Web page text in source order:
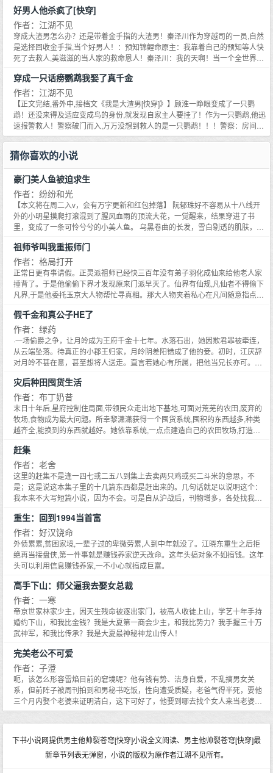
结《他是龙[快穿]》120W字已完结《朕带着十万死士穿回来了》100W字已完
结《超级反派[快穿]》100W字已完结喜欢男主文的亲们可以去瞅瞅~
明泉一把抱住了男主的大腿：爸爸！你缺不缺儿子啊？我给你当儿子好不好？
沈长清直接疯了,一把将女主儿子递过去,把自己儿子抢回来。不好意思,我的儿
子,亲生的。小恶魔沈明泉很奇怪,眨巴着眼睛看向爸爸。爸爸,我知道你喜欢给
别人养儿子,你放心！我也喜欢给别人当儿子！沈长清更觉得自己要疯了,为了证
明自己只爱亲儿子,只能把这个儿子宠上天！！*******在小恶魔沈明泉的影响下,
一个个本来应该下场惨淡的反派爸爸,竟然都变成了让人崇拜又敬重的三好男
一个小恶魔努力朝着反派爸爸看齐,却把反派爸爸逼成好男人的故事！】******
完结快穿男主文亲们可以先看看哈！******《好男人他有金手指[快穿]》102W
字已完结《超级学神[快穿]》160W字已完结《超级男神[快穿]》160W字已完结
《极品男神[快穿]》450W字已完结《超级反派[快穿]》107W字已完结《反派他
盛世美颜[快穿]》50W字已完结《渣男洗白指南[快穿]》130W字已完结《他是
龙[快穿]》120W字已完结《朕带着十万死士穿回来了》100W字已完结喜欢男
哦！！】
公主妻】：驸马怎么能有权利呢？驸马不就是公主的小玩意么？【被当成替身
的世家贵女】：啊,你不是喜欢当养替身么？我也养一大堆跟你长得像的,各玩各
的不好么？【流落民间的丞相千金】：父母哥哥们都宠爱假千金？没问题！我
让皇帝皇后给我当爹娘！所有皇子都来宠我讨好我！【替姐姐姐夫生孩子的嫡
妹】：谁爱生谁生！姐夫那么爱姐姐肯定愿意给姐姐生吧？父亲母亲那么爱姐
姐,肯定也愿意为姐姐生孩子吧？***排雷！！女主超级杀伐果断！武力值碾压任
何人！不用脑子！不要以人类的三观去断定女主,女主是顽石！想看阴谋诡计的
是不会写的！就是一路打打打！！！武力值碾压！******这本想写一个不用思考
就一个劲儿打打杀杀的女主,女强无脑爽谢谢！！！***
感兴趣可以看看********推荐基友的文《穿成顶流后妈我算命爆红》/清清一色
文案：玄学大师穿成顶流后妈,继子陆熙凭着一张神仙颜值,出道即黑红。耍大
牌、不敬业、买歌抄袭、打工作人员……陆熙成了衬托男主的黑料艺人,遭全网
封杀,在人生最美的十八岁跳楼身亡……刚穿越过来和继子录综艺的江清
墨？？？为了了结身上的因果,江清墨决定扭转继子被换命的悲惨局面。**顶流
陆熙和漂亮后妈参加《妈妈！我们今天吃什么》,遭全网黑粉抵制。陆熙一看就
是整容脸,脾气差还打人,看你后妈这么怕你,没少在家打后妈吧？你也配上综
艺？陆熙滚出娱乐圈,看你被wb我就放心了。节目直播后,原男主的妈在买菜做
饭,疯狂艹天才儿子,慈祥妈的人设。江清墨则在看面相算命,而骄傲放肆的陆熙,
收敛满身反骨,举着#我妈算命超准#的五行旗跟在江清默身后乖乖收钱。艹,直
播搞封建迷信？污点艺人+神棍后妈,祝你们早日升天！然而节目直播过半,全网
跪拜。国际首富跪谢大佬救命,血光之灾,全靠大佬化解。感谢大佬让我见到了死
去的奶奶,拿到了奶奶留下的遗产。黑粉：陆熙我错了,求你让咱妈给我算个命。
节目组：让你直播亲情,你却算命,带火玄学？还成了三界顶流？天界：感谢江清
墨成为天界形象大使,发扬仙道传承。地府：感谢江清墨成为地府旅游形象大使,
最近恶鬼都在追星,不去祸害人间了。某官方：感谢江清墨成为玄学掌门,自从大
家看了天界和地府,都在积德行善,人间和谐靠大佬。热搜：今天又是求大佬算命
的一天！*****同是男主完结文大家也可以去看看****《超级学神[快穿]》160W
字已完结《超级男神[快穿]》160W字已完结《极品男神[快穿]》450W字已完结
《反派他盛世美颜[快穿]》50W字已完结《渣男洗白指南[快穿]》130W字已完
结《他是龙[快穿]》120W字已完结《朕带着十万死士穿回来了》100W字已完
一致啊！哪个有灵感写哪个！】******下本开《我爸是大反派[快穿]》*****沈明
泉来自于恶魔深渊最低级的小恶魔,崇尚强大的灵魂。一朝被拯救反派爸爸系统
绑定了,整只恶魔都开心爆了。：校园文的反派爸爸十八岁的沈匡浪留级高二,被
父母厌弃,自甘堕落,染着一头绿头发,是个活生生的杀马特。然后他遇到了自己
的小恶魔儿子。沈明泉染了跟爸爸一样绿色的头发美滋滋：爸爸你看我们一样
绿的发光！沈匡浪脸色一绿：小孩子不准染头发！！！：偏执文的反派爸爸沈
云璟是个不折不扣的偏执狂,未来为了把青梅不择手段！还正常的沈云璟忽然遇
到了自己的小恶魔儿子。回家打开门,看到被请到自己新家做客的青梅。沈明泉
得意洋洋跟爸爸炫耀：爸爸你看,你喜欢的人我给你弄回来了！等等……沈云璟
忽然觉得教育儿子遵纪守法很重要！！！：娱乐圈的反派爸爸沈泽涵是个忠于
颜值的颜控男明星,未来的他是娱乐圈最喜新厌旧浪荡花丛的男明星。结果在他
试图搭讪小姐姐的时候遇到了自己的小恶魔儿子。某综艺直播上,网友们纷纷看
到了震惊的一幕。沈明泉拿着爸爸的房产证踮脚送给漂亮女明星：姐姐你好漂
亮哦！房子送你,当我女朋友好不好呀？沈泽涵怒摔房产证！我这儿子怎么小小
年龄就渣男成这样？不行！我要当儿子的榜样！从今以后对女友一心一
意！！！：豪门文的反派爸爸沈长清是个表面温柔背地里狂热的医生,为女主放
弃家产为女主养儿子甘心当冤大头。然后他就遇到了自己亲生的小恶魔儿子。
某回国顶级修罗场里,沈长清本该因为女主的背叛心如死灰,可下一秒就看到。沈
明泉一把抱住了男主的大腿：爸爸！你缺不缺儿子啊？我给你当儿子好不好？
沈长清直接疯了,一把将女主儿子递过去,把自己儿子抢回来。不好意思,我的儿
子,亲生的。小恶魔沈明泉很奇怪,眨巴着眼睛看向爸爸。爸爸,我知道你喜欢给
别人养儿子,你放心！我也喜欢给别人当儿子！沈长清更觉得自己要疯了,为了证
明自己只爱亲儿子,只能把这个儿子宠上天！！*******在小恶魔沈明泉的影响下,
一个个本来应该下场惨淡的反派爸爸,竟然都变成了让人崇拜又敬重的三好男
人！【众爸爸：呵呵,你们知道我为了让儿子不学坏有多拼命么？】*****【这是
一个小恶魔努力朝着反派爸爸看齐,却把反派爸爸逼成好男人的故事！】******
完结快穿男主文亲们可以先看看哈！******《好男人他有金手指[快穿]》102W
《极品男神[快穿]》450W字已完结《超级反派[快穿]》107W字已完结《反派他
盛世美颜[快穿]》50W字已完结《渣男洗白指南[快穿]》130W字已完结《他是
龙[快穿]》120W字已完结《朕带着十万死士穿回来了》100W字已完结喜欢男
主文的亲们可以去瞅瞅~*******【本书封面来自于画手氿伊,是个人约稿
哦！！】
都红了,不红我来捧！：当恋综嘉宾拥有神豪系统顾清河：我这个人没啥能力,钞
能力算不算？：当假少爷拥有神豪系统顾清河：我可不稀罕豪门,我自己就是豪
门。在一路炫富打脸的路上,顾清河也从一个低调奢华的有钱人变成了一个庸俗
土大款,俗话说的好,土到极致就是潮,爽就完了！！！***23年主写男主快穿文！
喜欢快穿的可以收藏我作者专栏哦！***【下本开《我想当个好男人[快穿]》,金
******《好男人他有金手指[快穿]》102W字已完结《超级学神[快穿]》160W字
已完结《超级男神[快穿]》160W字已完结《极品男神[快穿]》450W字已完结
《超级反派[快穿]》107W字已完结《反派他盛世美颜[快穿]》50W字已完结
《渣男洗白指南[快穿]》130W字已完结《他是龙[快穿]》120W字已完结《朕带
着十万死士穿回来了》100W字已完结喜欢男主文的亲们可以去瞅瞅
~*******【本书封面人设图来自于画手氿伊,是个人约稿哦！】
好男人他杀疯了[快穿]
作者：江湖不见
穿成大渣男怎么办？还是带着金手指的大渣男！秦泽川作为穿越司的一员,自然
是选择回收金手指,当个好男人！：预知锦鲤命原主：我靠着自己的预知等人快
死了去救人,美滋滋的当人家的救命恩人！秦泽川：我的天啊！当一个全世界追
秦泽川：我就不能当一个为人民服务的败家子么？：末世拥有无限物资原主：
我在末世当大佬,不是人人都要看我脸色行事？秦泽川：这追求太低端,当救世主
不爽么？：快速生长空间原主：我要练药吃丹药成为星际第一强者！秦泽川：
我靠养草药培养了一堆星际强者。：天选玄学直播间原主：嘲讽他人命运,夺取
他人运气！秦泽川：这是什么乐子人直播间？为啥我的观众都这么搞笑？你这
个老六不一般啊！连续出轨三次,出轨对象都是你岳父？？？【写的故事顺序不
一致啊！哪个有灵感写哪个！】******下本开《我爸是大反派[快穿]》*****沈明
泉来自于恶魔深渊最低级的小恶魔,崇尚强大的灵魂。一朝被拯救反派爸爸系统
绑定了,整只恶魔都开心爆了。：校园文的反派爸爸十八岁的沈匡浪留级高二,被
父母厌弃,自甘堕落,染着一头绿头发,是个活生生的杀马特。然后他遇到了自己
的小恶魔儿子。沈明泉染了跟爸爸一样绿色的头发美滋滋：爸爸你看我们一样
绿的发光！沈匡浪脸色一绿：小孩子不准染头发！！！：偏执文的反派爸爸沈
云璟是个不折不扣的偏执狂,未来为了把青梅不择手段！还正常的沈云璟忽然遇
到了自己的小恶魔儿子。回家打开门,看到被请到自己新家做客的青梅。沈明泉
得意洋洋跟爸爸炫耀：爸爸你看,你喜欢的人我给你弄回来了！等等……沈云璟
忽然觉得教育儿子遵纪守法很重要！！！：娱乐圈的反派爸爸沈泽涵是个忠于
颜值的颜控男明星,未来的他是娱乐圈最喜新厌旧浪荡花丛的男明星。结果在他
试图搭讪小姐姐的时候遇到了自己的小恶魔儿子。某综艺直播上,网友们纷纷看
到了震惊的一幕。沈明泉拿着爸爸的房产证踮脚送给漂亮女明星：姐姐你好漂
亮哦！房子送你,当我女朋友好不好呀？沈泽涵怒摔房产证！我这儿子怎么小小
年龄就渣男成这样？不行！我要当儿子的榜样！从今以后对女友一心一
意！！！：豪门文的反派爸爸沈长清是个表面温柔背地里狂热的医生,为女主放
弃家产为女主养儿子甘心当冤大头。然后他就遇到了自己亲生的小恶魔儿子。
某回国顶级修罗场里,沈长清本该因为女主的背叛心如死灰,可下一秒就看到。沈
明泉一把抱住了男主的大腿：爸爸！你缺不缺儿子啊？我给你当儿子好不好？
沈长清直接疯了,一把将女主儿子递过去,把自己儿子抢回来。不好意思,我的儿
子,亲生的。小恶魔沈明泉很奇怪,眨巴着眼睛看向爸爸。爸爸,我知道你喜欢给
别人养儿子,你放心！我也喜欢给别人当儿子！沈长清更觉得自己要疯了,为了证
明自己只爱亲儿子,只能把这个儿子宠上天！！*******在小恶魔沈明泉的影响下,
一个个本来应该下场惨淡的反派爸爸,竟然都变成了让人崇拜又敬重的三好男
人！【众爸爸：呵呵,你们知道我为了让儿子不学坏有多拼命么？】*****【这是
一个小恶魔努力朝着反派爸爸看齐,却把反派爸爸逼成好男人的故事！】******
完结快穿男主文亲们可以先看看哈！******《好男人他有金手指[快穿]》102W
《极品男神[快穿]》450W字已完结《超级反派[快穿]》107W字已完结《反派他
盛世美颜[快穿]》50W字已完结《渣男洗白指南[快穿]》130W字已完结《他是
龙[快穿]》120W字已完结《朕带着十万死士穿回来了》100W字已完结喜欢男
主文的亲们可以去瞅瞅~*******【本书封面来自于画手氿伊,是个人约稿
哦！！】
穿成一只话痨鹦鹉我娶了真千金
作者：江湖不见
【正文完结,番外中,接档文《我是大渣男[快穿]》】顾淮一睁眼变成了一只鹦
鹉！还没来得及适应变成鸟的身份,就发现自家主人要挂了！作为一只鹦鹉,他迅
速报警救人！警察破门而入,万万没想到救人的是一只鹦鹉！！！警察：房间里
没人,谁报的警？顾淮：你难道不知道鹦鹉会说话么？一夜之间,#当红女明星家
请问孟松雪是因为当小三愧疚自杀么？顾淮：你才小三！你全家小三！！！被
救回来的孟松雪也没想过自己有一天会被自家宠物鹦鹉洗白,看着自家鹦鹉怼天
怼地怼空气,孟松雪忽然觉得活着也挺好的。于是这只独特的,似乎一下子熟知整
个娱乐圈八卦的嘴臭鹦鹉,竟然带着孟松雪这个主人,在娱乐圈爆红了……选秀偶
像舞台上。作为导师的鹦鹉：你看你跳舞的样子还不如我瞎蹦跶两下！你是在
玩一二三木头人么？全民歌王节目里。作为嘉宾的鹦鹉：你唱歌还不如我一只
鹦鹉唱的好听,你好意思来参加节目么？恋爱综艺节目里。作为看热闹嘉宾的鹦
鹉这么能怼人,本以为好好养着鹦鹉,将对方当成财神爷供着,却没想到,有一天自
家鹦鹉变成了一个俊美的男人……鹦鹉大变活人,邪魅一笑：哈哈哈哈！女人,我
会变人！！！**接档文《我是大渣男[快穿]》十一月更新！****穿成大渣男怎么
办？当然是把人渣进行到底啊！谢庭洲是个强迫症,做什么都要做到最好,哪怕是
当渣男也一样！虽然谢庭洲自认为是个好人,可要想发现这件事,是有些难度的。
啃老男谢庭洲：爸爸妈妈卷起来！你们不努力我怎么继续啃老？：小白脸谢庭
洲：老婆儿子加油啊！这碗软饭真好吃！：千年吸血鬼谢庭洲：能让我吸血是
你们的荣幸,还不赶紧排队给我吸？：精神病患者谢庭洲：自从得了精神病,整个
人都精神了呢！：儿子是顶流谢庭洲：我儿子都能当顶流,我怎么不行？我难道
不是顶流他爹,顶流中的顶流么？一直到穿梭了很多个世界,谢庭洲还是有些不理
解,他已经那么努力当一个大渣男了,为什么还是有那么多人夸他是个好男人？
*****这是一个努力做着渣男却被所有人夸好男人的故事**************放飞快穿
新作,希望大家能喜欢哈！************同是男主完结文大家也可以去看看
****《超级学神[快穿]》160W字已完结《超级男神[快穿]》160W字已完结《极
品男神[快穿]》450W字已完结《反派他盛世美颜[快穿]》50W字已完结《渣男
洗白指南[快穿]》130W字已完结《他是龙[快穿]》120W字已完结《朕带着十万
死士穿回来了》100W字已完结《超级反派[快穿]》100W字已完结喜欢男主文
的亲们可以去瞅瞅~
猜你喜欢的小说
豪门美人鱼被迫求生
作者：纷纷和光
【本文将在周二入v，会有万字更新和红包掉落】 阮郁珠好不容易从十八线开
外的小明星摸爬打滚混到了腥风血雨的顶流大花，一觉醒来，结果穿进了书
里，变成了一条可怜兮兮的小美人鱼。 乌黑卷曲的长发，雪白剔透的肌肤，勾
莲花配角，又心机又恶毒，仗着无辜的外表装可怜，做了很多坏事，最后被女
主煎成了鱼饼，让纵容小美人鱼的老公，也就是书中的大反派在不知情的时候
吃掉。 阮郁珠:！！！ 无论如何，阮郁珠都不要被煎成鱼饼给人吃掉。 ··· 演技
一流的阮郁珠开启了艰难求生模式。 可是最后，为什么书中男主、男二、男三
都对她无可自拔？ 真·心机·白莲·可爱·郁珠:嘻！ 反派大佬捏住了阮郁珠的尾
常向，甜宠文， 男女主戏份最多，其他恋爱路上炮灰 ———————— 预收
文《双向缠绵》 阮清清看到盛谭第一眼，便认出对方是自己曾经暗恋的高年级
学长。 之后每天晚上便做一些奇奇怪怪的梦。 ··· 盛谭与阮清清是家族联姻，彼
此并不相爱，也不熟悉，婚后也处于分居的状态。 他知道自己的小妻子是高岭
之花，性格清冷，相处了一段时间之后，他发觉对方其实很温柔，性格也很
软，外冷内软罢了。 盛谭动了心思，他其实并非阮清清眼中清风霁月般温润君
子，却是头一次温柔攻略。 追求了没多长时间，阮清清意外喝醉，盛谭开车带
着对方回来。 将人送到阮清清的房间之后，盛谭便很克制的离开。 阮清清醉后
以为自己还在梦中，自然而然的，她搂住了盛谭的腰，贴在了盛谭的背上，呵
气如兰:盛哥，你你不做点什么吗？
祖师爷叫我重振师门
作者：格局打开
正常日更有事请假。正灵派祖师已经快三百年没有弟子羽化成仙来给他老人家
捶背了。于是他偷偷下界才发现原来门派早灭了。仙界有仙规,凡仙者不得偷下
凡界,于是他委托玉京大人物帮忙寻真相。那大人物夹着私心在凡间随意指点一
开始,元棂：我们和离吧？顾子鉴：好。后来,某人突然变成妖,元棂看着那俊瑕
无霜的脸默然忧虑,要不,跟着我？我大概能护一护你。顾子鉴眼光闪烁：好。再
后来,元棂实在打不过人,某人又因妖力跟佛法在体中极限拉扯,减落他的法力,他
干脆将二容为一体,幻成魔神。他握住仙,佛合力那一剑。眸若凝冰：吾之妻,尔
敢伤一分试试。此文设定,前期纯如水的男主x被迫走剧情路线的女主后期腹黑
道。女主视角爽文。女主:修道不如证道,人间证道即公平！喜欢的看官点个收
藏！！
假千金和真公子HE了
作者：绿药
·一场偷爵之争，让月皊成为王府千金十七年。水落石出，她因欺君罪被牵连，
从云端坠落。待真正的小郡王归家，月皊阴差阳错成了他的妾。初时，江厌辞
对月皊不甚在意，甚至想将人送走。直言若她心有所属，把他当兄长亦可。后
人，决定言而无信一回。【孤冷不羁江湖刀客小郡王×精致笨蛋深闺娇秀小哭
包】【假千金与真公子，1v1，he，有一点甜】#————下本开《替姐姐洞房
后，她失忆了》世人皆知楚琂是个没长心的冷面阎罗，偏阿芙喜欢她五年。胞
姐被赐婚给楚琂，可胞姐与人私奔刚小产归家，所以胞姐求她顶替半月。反正
她患了不治之症，命不久矣。这赊来的半月，她不仅捧着一颗真心用尽绵绵深
恶意替嫁。阿芙拖着为他挡刀后的羸弱身躯跪在他脚边，他却连看都不看她一
眼，扔下休书，侧首吩咐：重新选个王妃。一年后，楚琂凯旋，庆宴上再见阿
芙。她温柔坐在太子身侧，已不记得什么五年和半月，连他这个人都不认识
了。可他已经把他的心找回来了，他的心上住了她。后来他在她面前一遍遍说
起他们的过往，说起她是多么爱他。不管他为她做了多少，阿芙望着他的目光
有悲喜有感激，再无曾经的脉脉情深，甚至云淡风轻将过往的深情归为年少无
知错把恩情当爱意。————#
灾后种田囤货生活
作者：布丁奶昔
末日十年后,星府控制住局面,带领民众走出地下基地,可面对荒芜的农田,废弃的
牧场,食物成为最大问题。所幸黎潇潇获得一个囤货系统,囤积的东西越多,种类
越齐全,能换到的东西就越好。她依靠系统,一点点建造自己的农田牧场,打造蜂
口,喜欢有个全心全意属于女主的人,不喜者慎入另番茄树是现实有的品种,结果
很多很漂亮,不清楚的宝可以百度下预收文：植物世界大逃杀热带雨林作为星球
上最大的生命基地,数以亿计的动物在此厮杀繁衍,血水在利齿中滴落,死亡与新
生交替,动物的死亡伴随着刺眼的红,但谁也没注意到一颗颗擎天大树是另场绞杀
中最后的胜利者。它们从无数蛰伏等待的种子里脱颖而出,独占阳光,看手下败将
等待阳光降临的那刻,破土发芽投身这场争夺阳光的生存战争。她要成为最后的
获胜者。预收文2：无限种田求生2222年第一款全息游戏《无限求生》发布,玩
家初入游戏可以抽取一个天赋,然后在各种极端的环境里生存发展扩张,最后解决
对手,成为唯一的胜利者,获得亿万大奖名利双收。一经发布,无数人为之疯狂,黎
浅浅就是其中之一,可她不是冲大奖去的,拥有种花血脉的她只看到这游戏能种
田！有水世界,沙漠荒城,严寒极冬等极端环境,全方位享受从无到有,不一样的种
田快乐。所以一进游戏,她就找鸟不拉屎的角落,两耳不闻窗外事,一心只搞种田
经,只是苟着苟着她就赢了？这赢得也太容易了吧。
赶集
作者：老舍
这里的赶集不是逢一四七或二五八到集上去卖两只鸡或买二斗米的意思，不
是；这是说这本集子里的十几篇东西都是赶出来的。几句话就足以说明这个：
我本来不大写短篇小说，因为不会。可是自从沪战后，刊物增多，各处找我写
背戏改唱短打。这么一来，快信便接得更多：既肯写短篇了，还有什么说的？
写吧，伙计！三天的工夫还赶不出五千字来？少点也行啊！无论怎着吧，赶一
篇，要快！话说得很自己，我也就不好意思，于是天昏地暗，胡扯一番；明知
写得不成东西，还没法不硬着头皮干。到如今居然凑成这么一小堆堆了！设若
我要是不教书，或者这些篇还不至于这么糟，至少是在文字上。可是我得教
法！现在要出集了，本当给这堆小鬼一一修饰打扮一番；哼，哪有那个工夫！
随它们去吧；它们没出息，日后自会受淘汰；我不拿它们当宝贝儿，也不便把
它们都勒死。就是这个主意！排列的次序是依着写成的先后。设若后边的比前
边的好一点，那总算狗急跳墙，居然跳过去了。说真的，这种歪打正着的办
法，能得一两个虎头虎脑的家伙就得念佛！蒙载过这些篇的杂志们允许我把它
们收入这本里，十分的感激！老舍一九三四年，二月一日，济南。 目录序五九
热包子爱的小鬼同盟大悲寺外马裤先生微神开市大吉歪毛儿柳家大院抱孙黑白
李眼镜铁牛和病鸭也是三角
重生：回到1994当首富
作者：好汉饶命
外债累累,贫困家境,一辈子过的卑微劳累,人到中年就没了。江晓东重生之后拒
绝再当接盘侠,第一件事就是赚钱养家逆天改命。这年头搞对象不如搞钱。这年
头可以利用信息赚钱养家,一不小心就搞成巨富。
高手下山：师父逼我去娶女总裁
作者：一寒
帝京世家林家少主，因天生残命被逐出家门，被高人收徒上山，学艺十年手持
婚约下山，和我比金钱？我是大夏第一商会少主，和我比势力？我手握三十万
武神军，和我比传承？我是大夏最神秘神龙山传人！
完美老公不可爱
作者：子澄
呃，该怎么形容雷焰目前的窘境呢？他有钱有势、洁身自爱，不乱搞男女关
系，但前阵子被周刊拍到和男秘书吃饭，性向遭受质疑，老爸气得半死，要他
三个月内娶个老婆来证明清白，这下可好了，他要到哪去找个女人来当老婆
啊！就在他困扰之际，住隔壁的青梅竹马小妹说愿意帮他，先和他假结婚，等
到风波过后再偷偷离婚！嗯——这提议不错，规则也讲得很清楚，不
下书小说网提供男主他帅裂苍穹[快穿]小说全文阅读、男主他帅裂苍穹[快穿]最
新章节列表无弹窗，小说的版权为原作者江湖不见所有。